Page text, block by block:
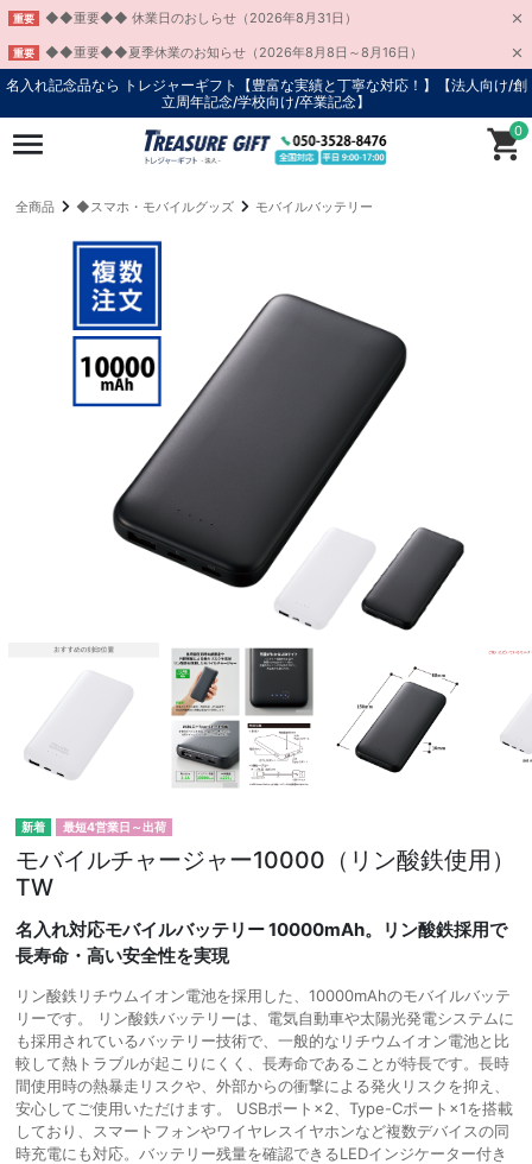
重要 ◆◆重要◆◆ 休業日のおしらせ（2026年8月31日）
重要
◆◆重要◆◆夏季休業のお知らせ（2026年8月8日～8月16日）
名入れ記念品なら トレジャーギフト【豊富な実績と丁寧な対応！】
【法人向け/創
立周年記念/学校向け/卒業記念】
0
全商品 ◆スマホ・モバイルグッズ モバイルバッテリー
最短4営業日～出荷
モバイルチャージャー10000（リン酸鉄使用）
TW
名入れ対応モバイルバッテリー 10000mAh。リン酸鉄採用で
長寿命・高い安全性を実現
リン酸鉄リチウムイオン電池を採用した、10000mAhのモバイルバッテ
リーです。 リン酸鉄バッテリーは、電気自動車や太陽光発電システムに
も採用されているバッテリー技術で、一般的なリチウムイオン電池と比
較して熱トラブルが起こりにくく、長寿命であることが特長です。長時
間使用時の熱暴走リスクや、外部からの衝撃による発火リスクを抑え、
安心してご使用いただけます。 USBポート×2、Type-Cポート×1を搭載
しており、スマートフォンやワイヤレスイヤホンなど複数デバイスの同
時充電にも対応。バッテリー残量を確認できるLEDインジケーター付き